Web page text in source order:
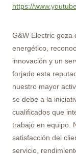
https://
G&W Electric goza
energético,
innovación y un
forjado esta
nuestro mayor
se debe a la
cualificados que
trabajo en equipo.
satisfacción del
servicio,